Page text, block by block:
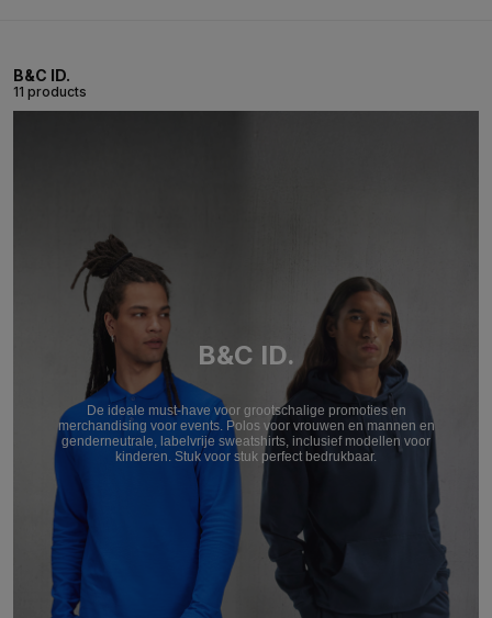
B&C ID.
11 products
B&C ID.
De ideale must-have voor grootschalige promoties en
merchandising voor events. Polos voor vrouwen en mannen en
genderneutrale, labelvrije sweatshirts, inclusief modellen voor
kinderen. Stuk voor stuk perfect bedrukbaar.